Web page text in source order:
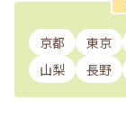
京都 東京
山梨
長野